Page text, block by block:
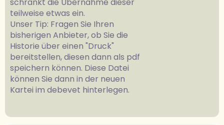
teilweise etwas ein.
Unser Tip: Fragen Sie Ihren
bisherigen Anbieter, ob Sie die
Historie über einen "Druck"
bereitstellen, diesen dann als pdf
speichern können. Diese Datei
können Sie dann in der neuen
Kartei im debevet hinterlegen.